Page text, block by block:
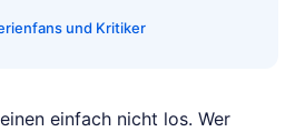
und Kritiker
einfach nicht los. Wer